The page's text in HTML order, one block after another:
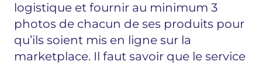
logistique et fournir au minimum 3
photos de chacun de ses produits pour
qu’ils soient mis en ligne sur la
marketplace. Il faut savoir que le service